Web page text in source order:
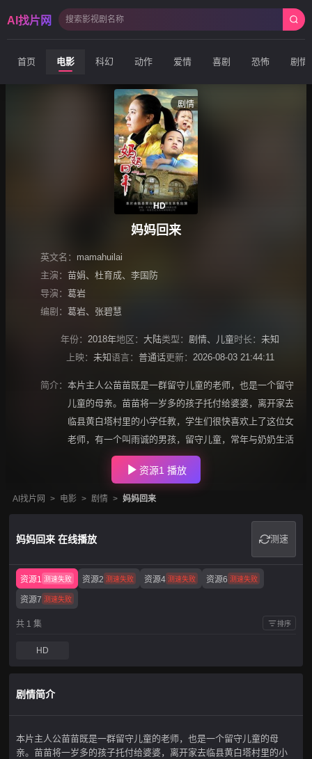
AI找片网
首页 电影 科幻 动作 爱情 喜剧 恐怖 剧情
剧情
HD
妈妈回来
英文名： mamahuilai
主演： 苗娟、杜育成、李国防
导演： 葛岩
编剧： 葛岩、张碧慧
年份： 2018年地区： 大陆类型： 剧情、 儿童时长： 未知
上映： 未知语言： 普通话更新： 2026-08-03 21:44:11
简介： 本片主人公苗苗既是一群留守儿童的老师，也是一个留守
儿童的母亲。苗苗将一岁多的孩子托付给婆婆，离开家去
临县黄白塔村里的小学任教，学生们很快喜欢上了这位女
老师，有一个叫雨诚的男孩，留守儿童，常年与奶奶生活
资源1 播放
AI找片网 > 电影 > 剧情 > 妈妈回来
妈妈回来 在线播放 测速
资源1 测速失败 资源2 测速失败 资源4 测速失败 资源6 测速失败
资源7 测速失败
共 1 集 排序
HD
剧情简介
本片主人公苗苗既是一群留守儿童的老师，也是一个留守儿童的母
亲。苗苗将一岁多的孩子托付给婆婆，离开家去临县黄白塔村里的小